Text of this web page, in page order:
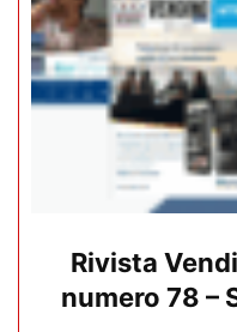
Rivista
numero 78 –